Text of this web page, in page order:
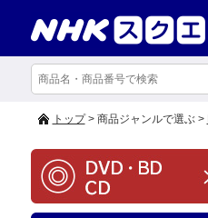
トップ> 商品ジャンルで選ぶ >